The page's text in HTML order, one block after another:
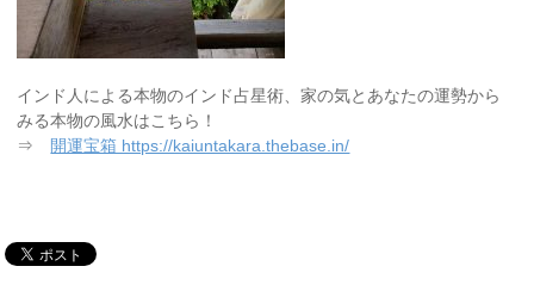
インド人による本物のインド占星術、家の気とあなたの運勢から
みる本物の風水はこちら！
⇒ 開運宝箱 https://kaiuntakara.thebase.in/